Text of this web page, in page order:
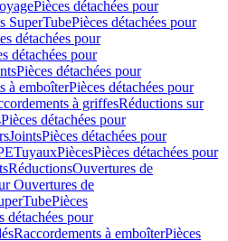
Pièces détachées pour
SuperTubePièces détachées pour
détachées pour
détachées pour
Pièces détachées pour
à emboîterPièces détachées pour
à griffesRéductions sur
Pièces détachées pour
JointsPièces détachées pour
TuyauxPiècesPièces détachées pour
RéductionsOuvertures de
Ouvertures de
Pièces
détachées pour
Raccordements à emboîterPièces